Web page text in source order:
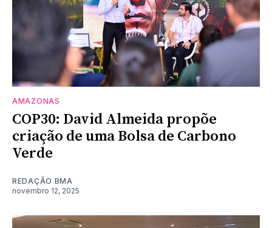
AMAZONAS
COP30: David Almeida propõe
criação de uma Bolsa de Carbono
Verde
REDAÇÃO BMA
novembro 12, 2025